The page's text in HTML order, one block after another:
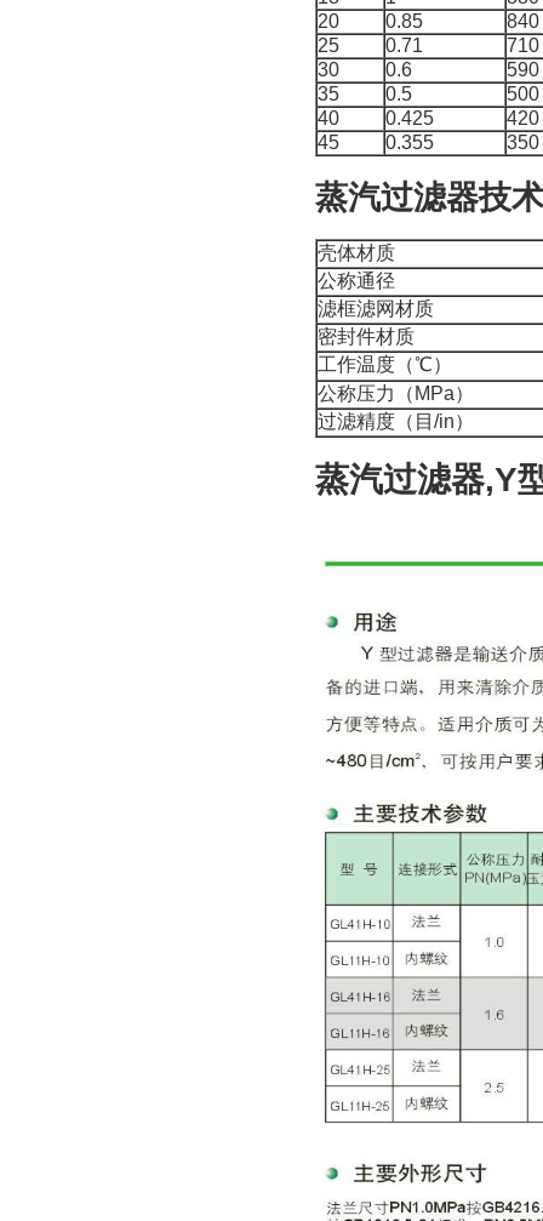
20
0.85
840
25
0.71
710
30
0.6
590
35
0.5
500
40
0.425
420
45
0.355 350
蒸汽过滤器技
壳体材质
公称通径
滤框滤网材质
密封件材质
工作温度（℃）
公称压力（MPa）
过滤精度（目/in）
蒸汽过滤器,Y